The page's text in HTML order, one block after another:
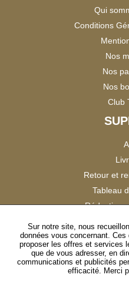
Qui
Conditions
Nos
Nos
Nos
Club
Retour et
Tableau
Réduction
Sur notre site, nous
données vous concernant.
proposer les offres et services
que de vous adresser, en
communications et publicités
efficacité. Merci